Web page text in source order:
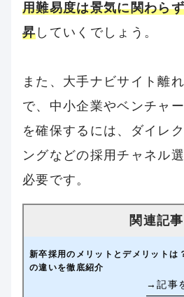
用難易度は景気に関わら
昇 していくでしょう。
また、大手ナビサイト離
で、中小企業やベンチャ
を確保するには、ダイレ
ングなどの採用チャネル
必要です。
新卒採用のメリットとデメリットは
の違いを徹底紹介